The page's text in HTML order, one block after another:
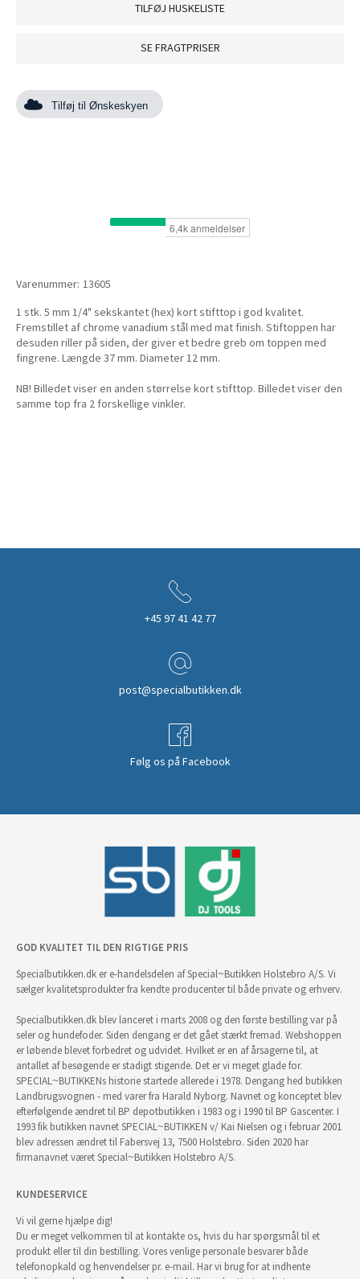
TILFØJ HUSKELISTE
SE FRAGTPRISER
Tilføj til Ønskeskyen
Varenummer: 13605
1 stk. 5 mm 1/4" sekskantet (hex) kort stifttop i god kvalitet.
Fremstillet af chrome vanadium stål med mat finish. Stiftoppen har
desuden riller på siden, der giver et bedre greb om toppen med
fingrene. Længde 37 mm. Diameter 12 mm.
NB! Billedet viser en anden størrelse kort stifttop. Billedet viser den
samme top fra 2 forskellige vinkler.
+45 97 41 42 77
post@specialbutikken.dk
Følg os på Facebook
GOD KVALITET TIL DEN RIGTIGE PRIS
Specialbutikken.dk er e-handelsdelen af Special~Butikken Holstebro A/S. Vi
sælger kvalitetsprodukter fra kendte producenter til både private og erhverv.
Specialbutikken.dk blev lanceret i marts 2008 og den første bestilling var på
seler og hundefoder. Siden dengang er det gået stærkt fremad. Webshoppen
er løbende blevet forbedret og udvidet. Hvilket er en af årsagerne til, at
antallet af besøgende er stadigt stigende. Det er vi meget glade for.
SPECIAL~BUTIKKENs historie startede allerede i 1978. Dengang hed butikken
Landbrugsvognen - med varer fra Harald Nyborg. Navnet og konceptet blev
efterfølgende ændret til BP depotbutikken i 1983 og i 1990 til BP Gascenter. I
1993 fik butikken navnet SPECIAL~BUTIKKEN v/ Kai Nielsen og i februar 2001
blev adressen ændret til Fabersvej 13, 7500 Holstebro. Siden 2020 har
firmanavnet været Special~Butikken Holstebro A/S.
KUNDESERVICE
Vi vil gerne hjælpe dig!
Du er meget velkommen til at kontakte os, hvis du har spørgsmål til et
produkt eller til din bestilling. Vores venlige personale besvarer både
telefonopkald og henvendelser pr. e-mail. Har vi brug for at indhente